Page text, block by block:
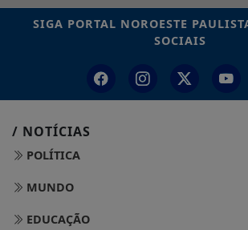
SIGA PORTAL NOROESTE
SOCIAIS
/ NOTÍCIAS
POLÍTICA
MUNDO
EDUCAÇÃO